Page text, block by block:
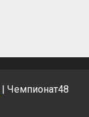
| Чемпионат48